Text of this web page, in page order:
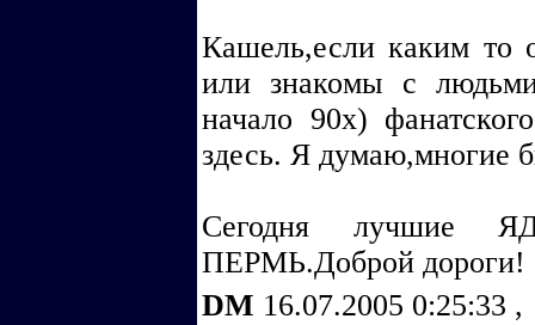
Кашель,если каким то
или знакомы с
начало 90х)
здесь. Я думаю,многие
Сегодня лучшие
ПЕРМЬ.Доброй дороги!
DM 16.07.2005 0:25:33 ,